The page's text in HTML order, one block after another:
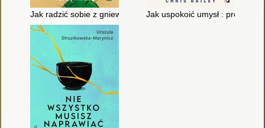
Jak radzić sobie z gniewem innych : 10 strategii
Jak uspokoić umysł : proste